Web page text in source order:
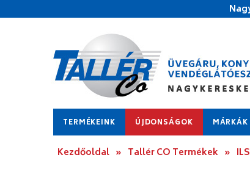
TERMÉKEINK ÚJDONSÁGOK MÁRKÁK
Kezdőoldal » Tallér CO Termékek »